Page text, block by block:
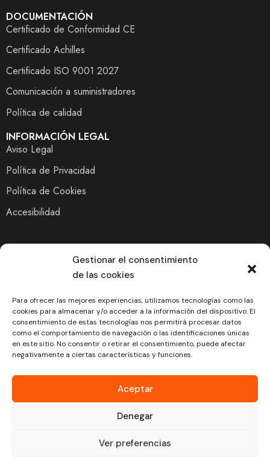
Gestionar el consentimiento
de las cookies
Para ofrecer las mejores experiencias, utilizamos tecnologías como las
cookies para almacenar y/o acceder a la información del dispositivo. El
consentimiento de estas tecnologías nos permitirá procesar datos
como el comportamiento de navegación o las identificaciones únicas
en este sitio. No consentir o retirar el consentimiento, puede afectar
negativamente a ciertas características y funciones.
Aceptar
Denegar
Ver preferencias
DOCUMENTACIÓN
Certificado de Conformidad CE
Certificado Achilles
Certificado ISO 9001 2027
Comunicación a suministradores
Política de calidad
INFORMACIÓN LEGAL
Aviso Legal
Política de Privacidad
Política de Cookies
Accesibilidad
«Financiado por la Unión Europea – NextGenerationEU. Sin embargo,
autor o autores y no reflejan necesariamente los de la Unión Europea o
la Comisión Europea. Ni la Unión Europea ni la Comisión Europea
pueden ser consideradas responsables de las mismas»